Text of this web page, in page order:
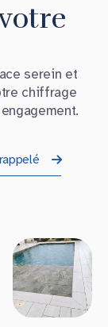
serein et
chiffrage